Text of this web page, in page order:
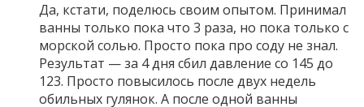
Да, кстати, поделюсь своим опытом. Принимал
ванны только пока что 3 раза, но пока только с
морской солью. Просто пока про соду не знал.
Результат — за 4 дня сбил давление со 145 до
123. Просто повысилось после двух недель
обильных гулянок. А после одной ванны